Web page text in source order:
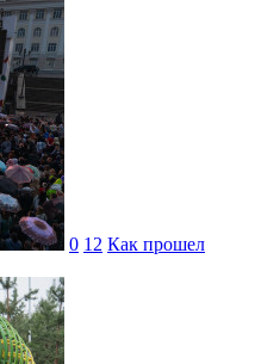
0 12 Как прошел